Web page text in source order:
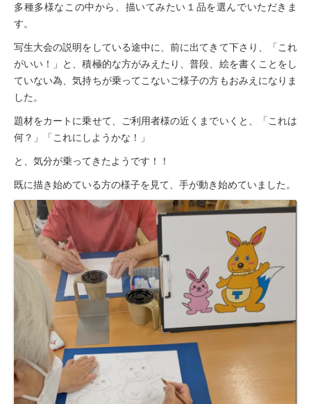
多種多様なこの中から、描いてみたい１品を選んでいただきま
す。
写生大会の説明をしている途中に、前に出てきて下さり、「これ
がいい！」と、積極的な方がみえたり、普段、絵を書くことをし
ていない為、気持ちが乗ってこないご様子の方もおみえになりま
した。
題材をカートに乗せて、ご利用者様の近くまでいくと、「これは
何？」「これにしようかな！」
と、気分が乗ってきたようです！！
既に描き始めている方の様子を見て、手が動き始めていました。